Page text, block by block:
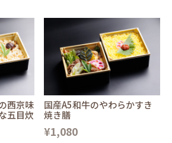
西京味
五目炊
国産A5和牛のやわらかすき
焼き膳
¥1,080